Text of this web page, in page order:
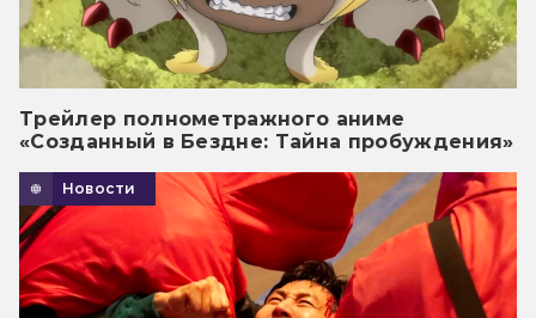
Трейлер полнометражного аниме
«Созданный в Бездне: Тайна пробуждения»
Новости